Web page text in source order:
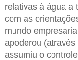
relativas à água a
com as
mundo
apoderou
assumiu o